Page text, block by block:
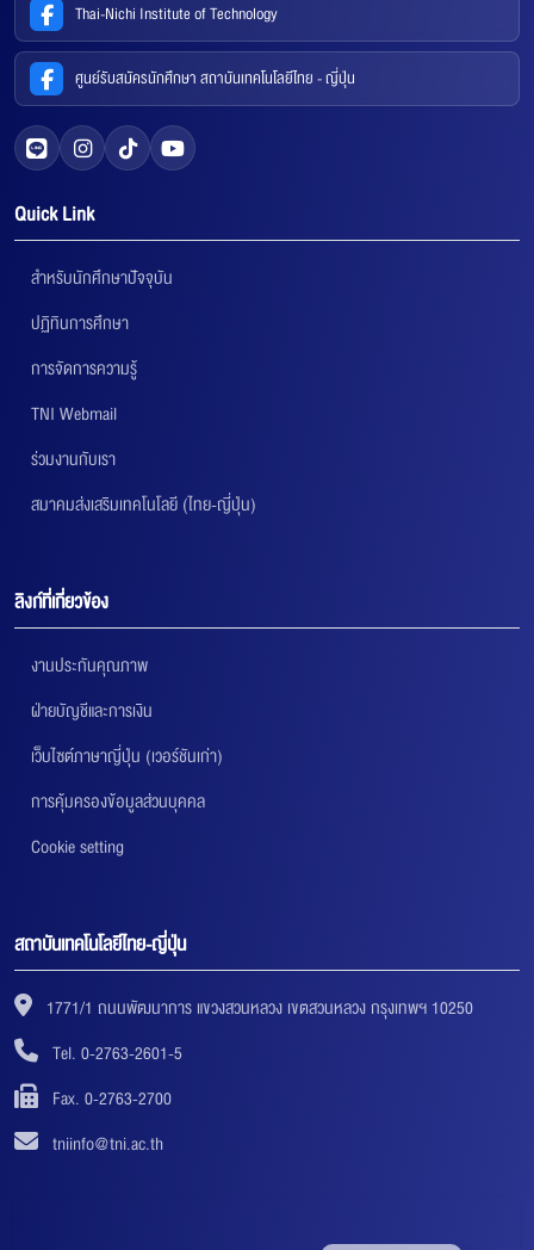
Thai-Nichi Institute of Technology
ศูนย์รับสมัครนักศึกษา สถาบันเทคโนโลยีไทย - ญี่ปุ่น
Quick Link
สำหรับนักศึกษาปัจจุบัน
ปฏิทินการศึกษา
การจัดการความรู้
TNI Webmail
ร่วมงานกับเรา
สมาคมส่งเสริมเทคโนโลยี (ไทย-ญี่ปุ่น)
ลิงก์ที่เกี่ยวข้อง
งานประกันคุณภาพ
ฝ่ายบัญชีและการเงิน
เว็บไซต์ภาษาญี่ปุ่น (เวอร์ชันเก่า)
การคุ้มครองข้อมูลส่วนบุคคล
Cookie setting
สถาบันเทคโนโลยีไทย-ญี่ปุ่น
1771/1 ถนนพัฒนาการ แขวงสวนหลวง เขตสวนหลวง กรุงเทพฯ 10250
Tel. 0-2763-2601-5
Fax. 0-2763-2700
tniinfo@tni.ac.th